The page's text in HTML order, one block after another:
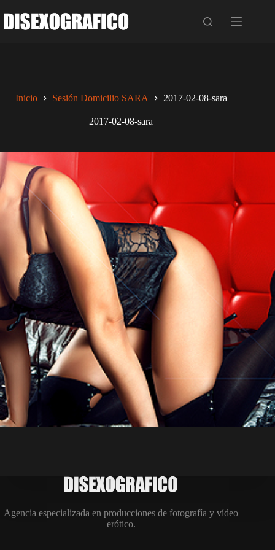
al
contenido
Inicio Sesión Domicilio SARA 2017-02-08-sara
2017-02-08-sara
Agencia especializada en producciones de fotografía y vídeo
erótico.